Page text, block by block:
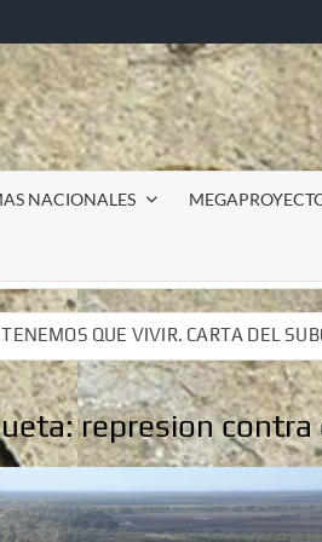
NACIONALES
SUBCOMANDANTE INSURGENTE
SUBCOMANDANTE INSURGENTE
represion contra